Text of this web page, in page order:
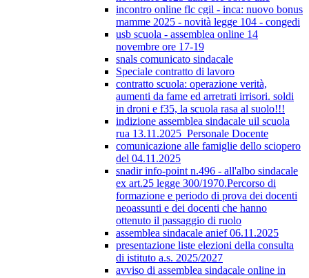
incontro online flc cgil - inca: nuovo bonus
mamme 2025 - novità legge 104 - congedi
usb scuola - assemblea online 14
novembre ore 17-19
snals comunicato sindacale
Speciale contratto di lavoro
contratto scuola: operazione verità,
aumenti da fame ed arretrati irrisori. soldi
in droni e f35, la scuola rasa al suolo!!!
indizione assemblea sindacale uil scuola
rua 13.11.2025_Personale Docente
comunicazione alle famiglie dello sciopero
del 04.11.2025
snadir info-point n.496 - all'albo sindacale
ex art.25 legge 300/1970.Percorso di
formazione e periodo di prova dei docenti
neoassunti e dei docenti che hanno
ottenuto il passaggio di ruolo
assemblea sindacale anief 06.11.2025
presentazione liste elezioni della consulta
di istituto a.s. 2025/2027
avviso di assemblea sindacale online in